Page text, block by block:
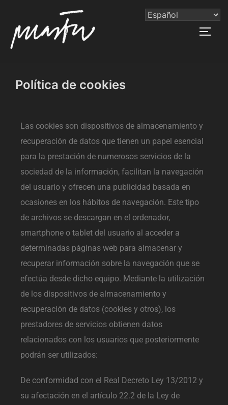
Política de cookies
Las cookies son dispositivos de almacenamiento y
recuperación de datos que tienen un papel esencial
para la prestación de numerosos servicios de la
sociedad de la información, facilitan la navegación
del usuario y ofrecen una publicidad basada en
ocasiones en los hábitos de navegación. Este tipo
de archivos se descargan en el ordenador,
smartphone o tablet del usuario al acceder a
determinadas páginas web para almacenar y
recuperar información sobre la navegación que se
efectúa desde dicho equipo. Mediante la utilización
de los dispositivos de almacenamiento y
recuperación de datos (cookies y otros), los
prestadores de servicios obtienen datos
relacionados con los usuarios que posteriormente
podrán ser utilizados:
De conformidad con el Real Decreto Ley 13/2012 y
su afectación en el artículo 22.2 de la Ley de